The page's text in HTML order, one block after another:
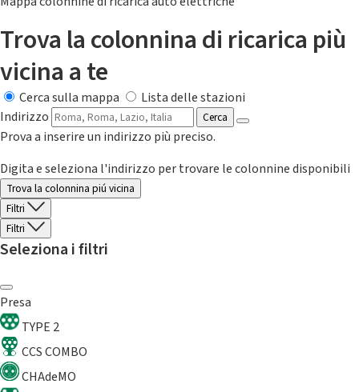
Trova la colonnina di ricarica più
vicina a te
Cerca sulla mappa
Lista delle stazioni
Indirizzo
Cerca
Prova a inserire un indirizzo più preciso.
Digita e seleziona l'indirizzo per trovare le colonnine disponibili
Trova la colonnina piú vicina
Filtri
Filtri
Seleziona i filtri
Presa
TYPE 2
CCS COMBO
CHAdeMO